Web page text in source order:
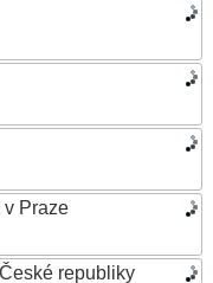
Praze
republiky